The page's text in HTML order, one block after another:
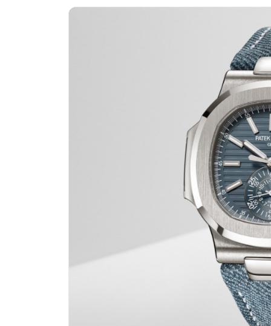
绍兴市越城区胜利东路379号世茂天
嘉兴市南湖区广益路705号嘉兴世
南昌市红谷滩新区红谷中大道998
济南市历下区经十路11111号华润
广州市天河区天河路230号万菱汇
广州市越秀区环市东路371-375号
深圳市罗湖区深南东路5001号华润
惠州市惠城区江北文昌一路7号华贸
厦门市思明区湖滨东路95号华润大
福州市鼓楼区五四路128-1号恒力城
成都市锦江区人民东路6号SAC东
重庆市江北区观音桥步行街2号融恒
长沙市芙蓉区定王台街道建湘路
郑州市二七区铭功路10号华润大厦
太原市迎泽区解放路15号亨得利名
沈阳市沈河区中街路137号亨得利
沈阳市沈河区中街路83号亨得利名
乌鲁木齐市天山区红山路26号时代
温州市鹿城区锦绣路1067号置信广